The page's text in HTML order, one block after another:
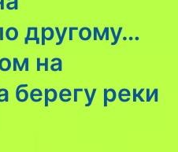
другому…
на
берегу реки